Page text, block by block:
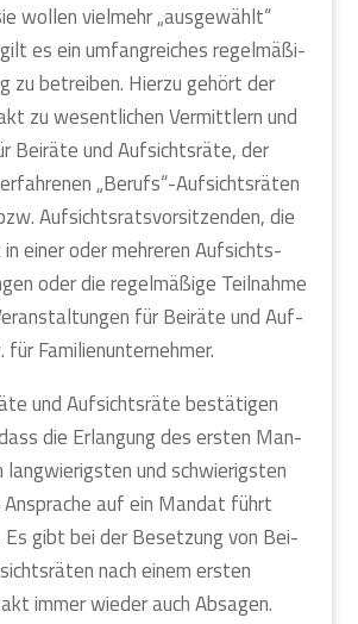
wol­len viel­mehr „aus­ge­wählt“
es ein umfang­rei­ches regel­mä­ßi­
zu betrei­ben. Hier­zu gehört der
zu wesent­li­chen Ver­mitt­lern und
Bei­rä­te und Auf­sichts­rä­te, der
„Berufs“-Aufsichtsräten
Auf­sichts­rats­vor­sit­zen­den, die
einer oder meh­re­ren Auf­sichts­
oder die regel­mä­ßi­ge Teil­nah­me
für Bei­rä­te und Auf­
Fami­li­en­un­ter­neh­mer.
und Auf­sichts­rä­te bestä­ti­gen
die Erlan­gung des ers­ten Man­
und schwie­rigs­ten
auf ein Man­dat führt
Es gibt bei der Beset­zung von Bei­
nach einem ers­ten
immer wie­der auch Absa­gen.